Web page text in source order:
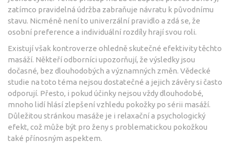
zatímco pravidelná údržba zabraňuje návratu k původnímu
stavu. Nicméně není to univerzální pravidlo a zdá se, že
osobní preference a individuální rozdíly hrají svou roli.
Existují však kontroverze ohledně skutečné efektivity těchto
masáží. Někteří odborníci upozorňují, že výsledky jsou
dočasné, bez dlouhodobých a významných změn. Vědecké
studie na toto téma nejsou dostatečné a jejich závěry si často
odporují. Přesto, i pokud účinky nejsou vždy dlouhodobé,
mnoho lidí hlásí zlepšení vzhledu pokožky po sérii masáží.
Důležitou stránkou masáže je i relaxační a psychologický
efekt, což může být pro ženy s problematickou pokožkou
také přínosným aspektem.